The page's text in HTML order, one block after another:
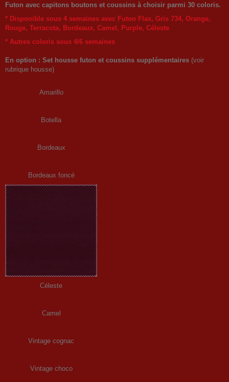
Futon avec capitons boutons et coussins à choisir parmi 30 coloris.
* Disponible sous 4 semaines avec Futon Flax, Gris 734, Orange,
Rouge, Terracota, Bordeaux, Camel, Purple, Céleste
* Autres coloris sous 4/6 semaines
En option : Set housse futon et coussins supplémentaires (voir
rubrique housse)
Amarillo
Botella
Bordeaux
Bordeaux foncé
Céleste
Camel
Vintage cognac
Vintage choco